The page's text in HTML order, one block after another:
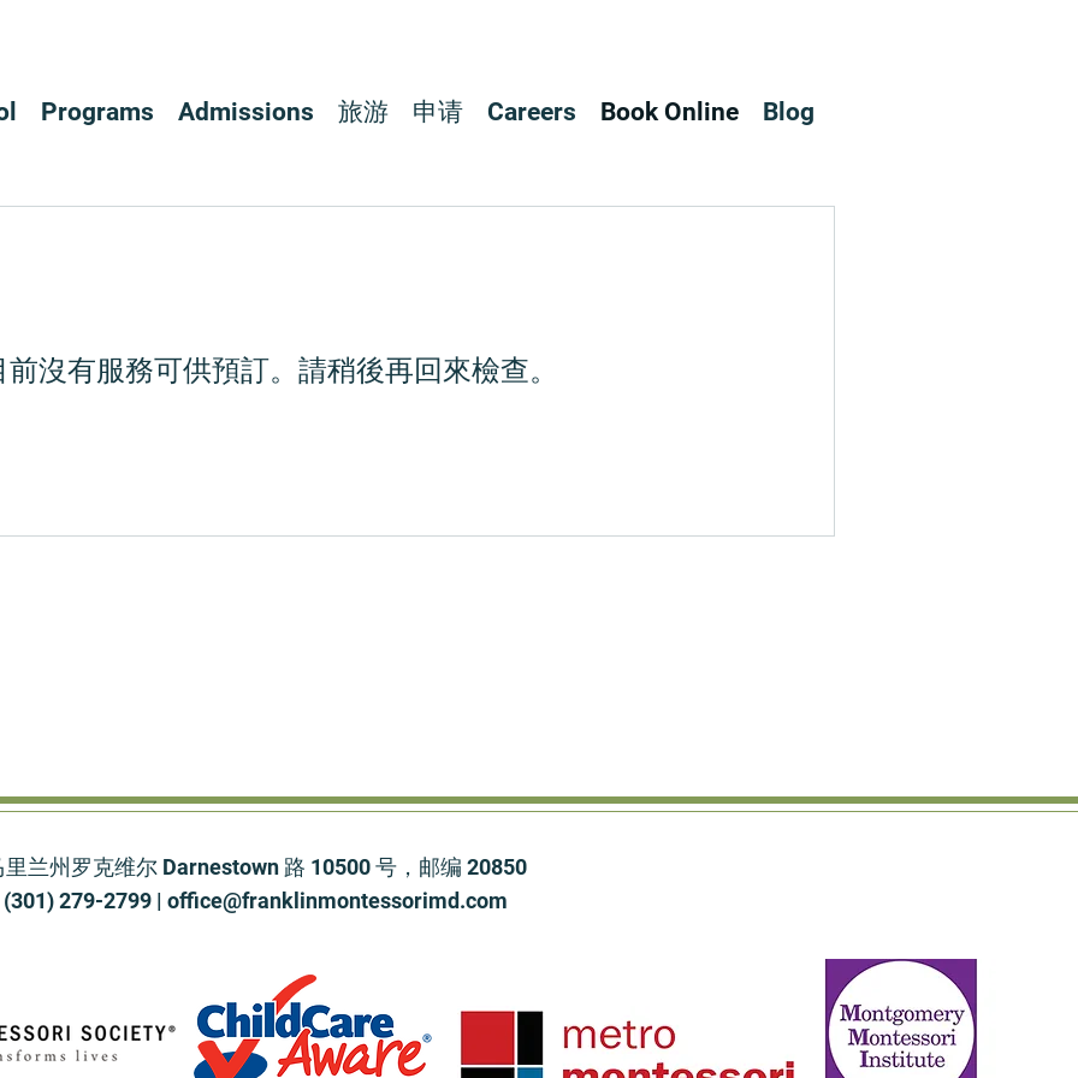
Programs Admissions 旅游 申请 Careers Book Online Blog
前沒有服務可供預訂。請稍後再回來檢查。
里兰州罗克维尔 Darnestown 路 10500 号，邮编 20850
(301) 279-2799 | office@franklinmontessorimd.com